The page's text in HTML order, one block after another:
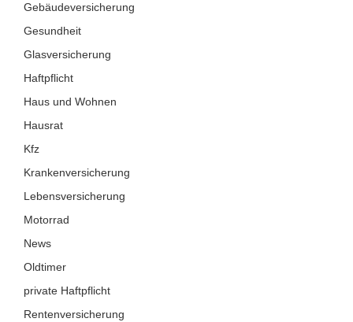
Gebäudeversicherung
Gesundheit
Glasversicherung
Haftpflicht
Haus und Wohnen
Hausrat
Kfz
Krankenversicherung
Lebensversicherung
Motorrad
News
Oldtimer
private Haftpflicht
Rentenversicherung